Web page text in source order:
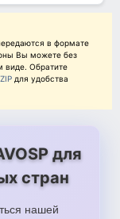
в формате
Вы можете без
виде. Обратите
ZIP для удобства
для
стран
нашей